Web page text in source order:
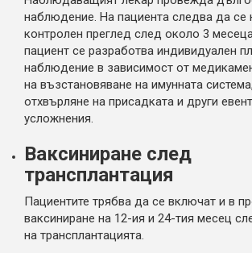
наблюдение. На пациента следва да се
контролен преглед след около 3
пациент се разработва индивидуален
наблюдение в зависимост от
на възстановяване на имунната
отхвърляне на присадката и други
усложнения.
Ваксиниране след
трансплантация
Пациентите трябва да се включат и в
ваксиниране на 12-ия и 24-тия месец
на трансплантацията.